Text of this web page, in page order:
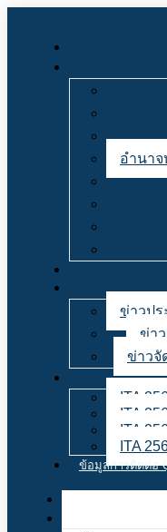
อำนา
ข่าวป
ข่า
ข่าวจั
ITA
ITA
ITA
ITA
ข้อมูลการติดต่อ